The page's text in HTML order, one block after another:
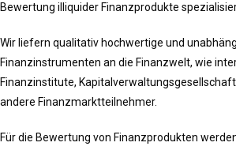
Bewertung illiquider Finanzprodukte
Wir liefern qualitativ hochwertige und
Finanzinstrumenten an die Finanzwelt, wie
Finanzinstitute,
andere Finanzmarktteilnehmer.
Für die Bewertung von Finanzprodukten